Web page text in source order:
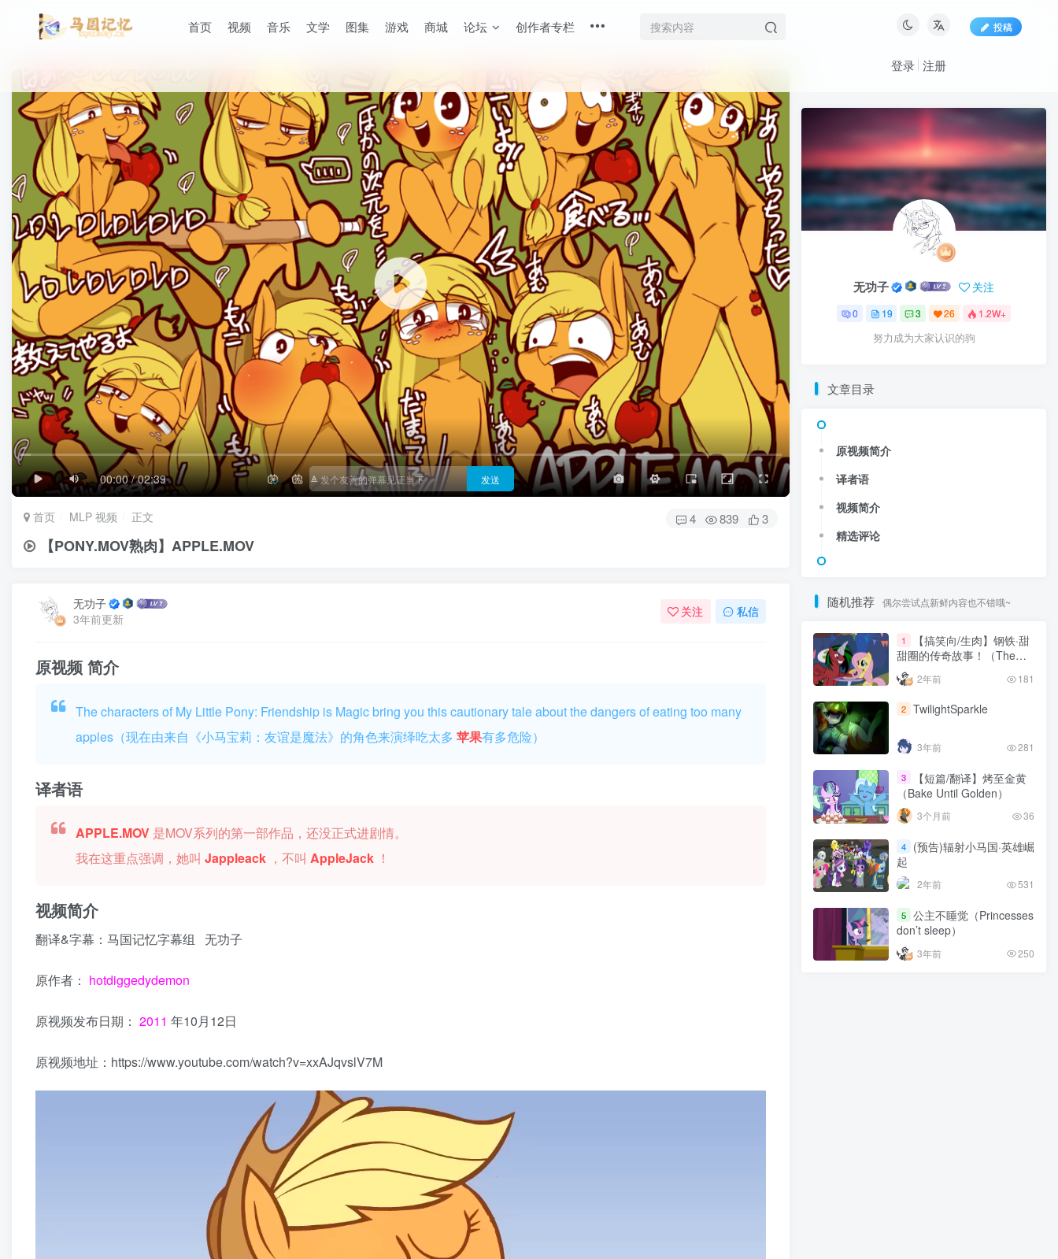
首页 视频 音乐 文学 图集 游戏 商城 论坛 创作者专栏 投稿
登录 注册
00:00 / 02:39
滚动顶部底部
防止弹幕重叠
同步视频速度
100%
1/4 半屏 满屏
3/4
25px
极慢 适中 极快
适中
滚动顶部 底部
发送
首页 MLP 视频 正文 4 839 3
【PONY.MOV熟肉】APPLE.MOV
无功子
3年前更新
关注 私信
原视频 简介
The characters of My Little Pony: Friendship is Magic bring you this cautionary tale about the dangers of eating too many
apples（现在由来自《小马宝莉：友谊是魔法》的角色来演绎吃太多苹果有多危险）
译者语
APPLE.MOV 是MOV系列的第一部作品，还没正式进剧情。
我在这重点强调，她叫Jappleack ，不叫AppleJack ！
视频简介
翻译&字幕：马国记忆字幕组 无功子
原作者： hotdiggedydemon
原视频发布日期： 2011 年10月12日
原视频地址：https://www.youtube.com/watch?v=xxAJqvslV7M
无功子 关注
0 19 3 26 1.2W+
努力成为大家认识的驹
文章目录
原视频简介
译者语
视频简介
精选评论
随机推荐 偶尔尝试点新鲜内容也不错哦~
1
【搞笑向/生肉】钢铁·甜
甜圈的传奇故事！（The
Adventures of Donut
Steel）
2年前 181
2 TwilightSparkle
3年前 281
3
【短篇/翻译】烤至金黄
（Bake Until Golden）
3个月前 36
4
(预告)辐射小马国·英雄崛
起
2年前 531
5 公主不睡觉（Princesses
don’t sleep）
3年前 250
1 【搞笑向/生肉】钢铁·甜
Adventures of Donut
Steel）
2年前 181
2
3年前
3
（Bake Until Golden）
3个月前 36
4
起
2年前 531
5
don’t sleep）
3年前 250
今年又要和谁去聚会呢？